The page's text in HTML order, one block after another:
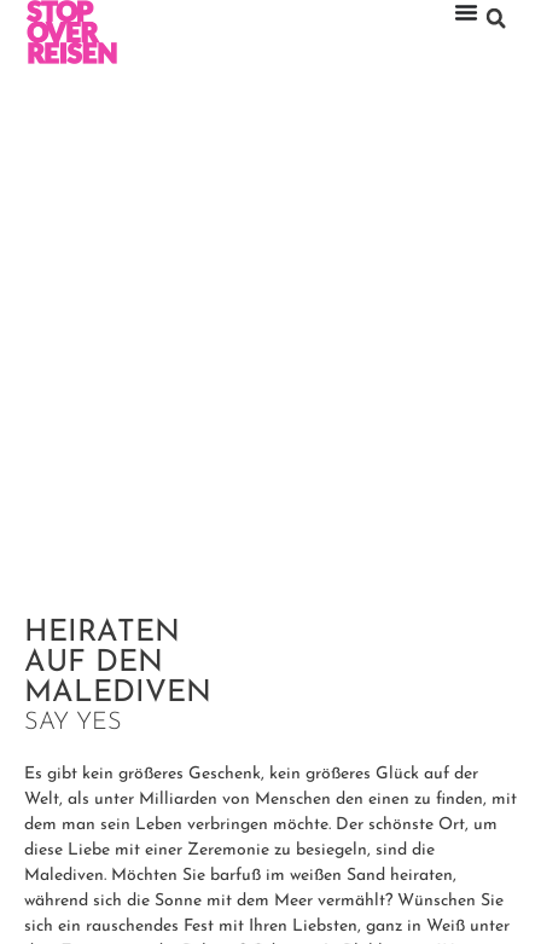
HEIRATEN AUF DEN
HEIRATEN
AUF DEN
MALEDIVEN
SAY YES
Es gibt kein größeres Geschenk, kein größeres Glück auf der
Welt, als unter Milliarden von Menschen den einen zu finden, mit
dem man sein Leben verbringen möchte. Der schönste Ort, um
diese Liebe mit einer Zeremonie zu besiegeln, sind die
Malediven. Möchten Sie barfuß im weißen Sand heiraten,
während sich die Sonne mit dem Meer vermählt? Wünschen Sie
sich ein rauschendes Fest mit Ihren Liebsten, ganz in Weiß unter